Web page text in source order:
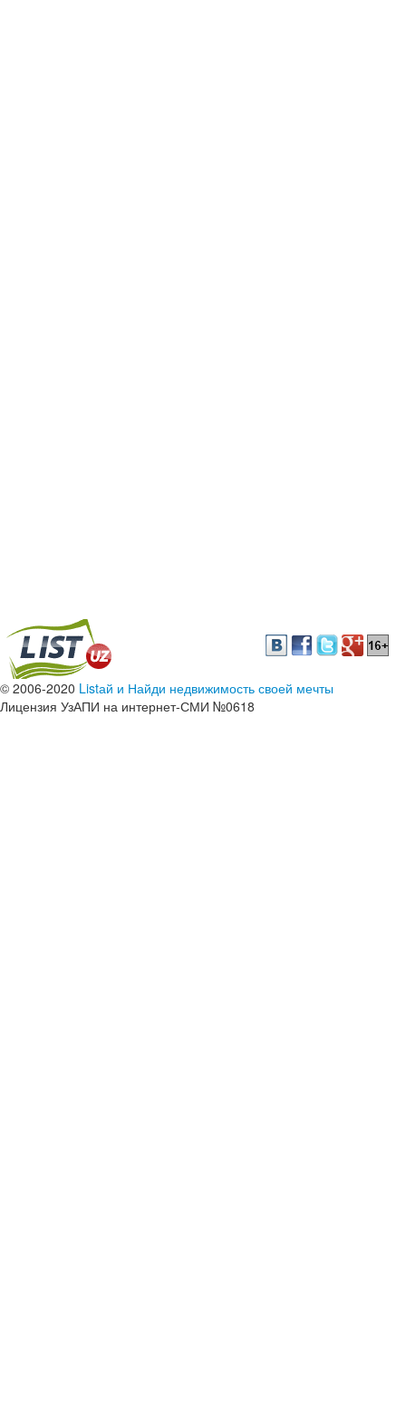
© 2006-2020 Listай и Найди недвижимость своей мечты
Лицензия УзАПИ на интернет-СМИ №0618